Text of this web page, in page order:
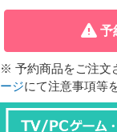
予
※ 予約商品をご注文
ージにて注意事項等